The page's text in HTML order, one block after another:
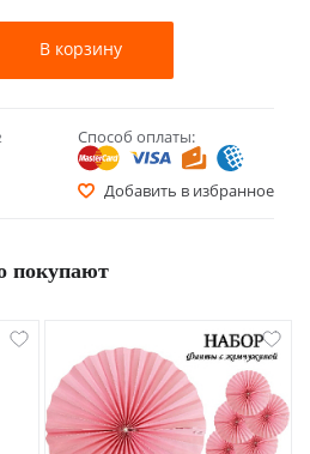
Способ оплаты:
Добавить в избранное
В корзину
покупают